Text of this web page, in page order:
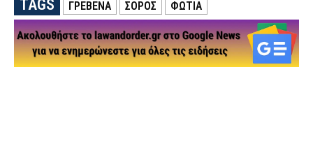
TAGS ΓΡΕΒΕΝΑ ΣΟΡΟΣ ΦΩΤΙΑ